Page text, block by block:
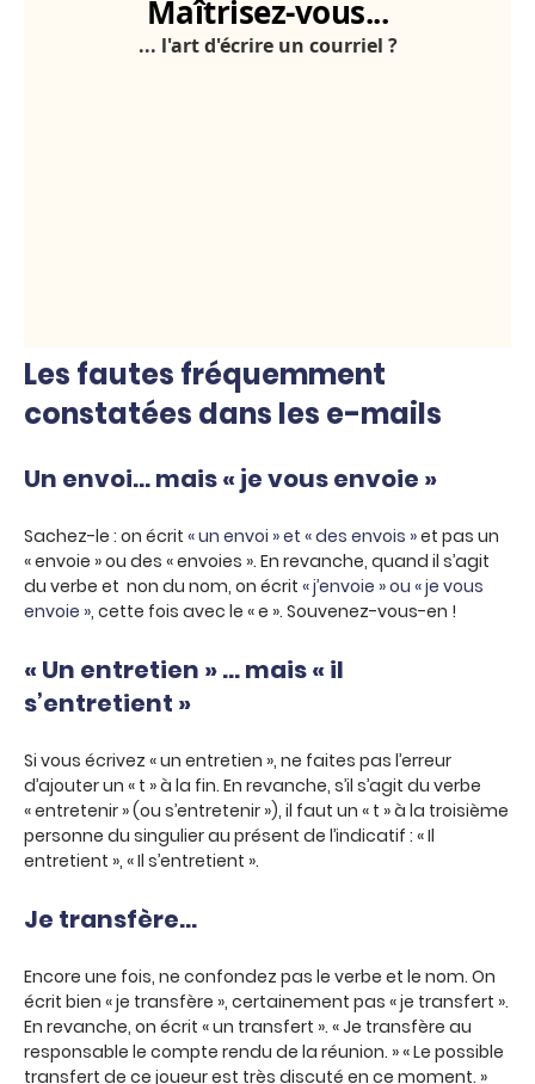
Les fautes fréquemment
constatées dans les e-mails
Un envoi… mais« je vous envoie »
Sachez-le : on écrit « un envoi » et « des envois »et pas un
« envoie » ou des « envoies ». En revanche, quand il s’agit
du verbe et non du nom, on écrit « j’envoie » ou « je vous
envoie », cette fois avec le « e ». Souvenez-vous-en !
« Un entretien » … mais « il
s’entretient »
Si vous écrivez « un entretien », ne faites pas l’erreur
d’ajouter un « t » à la fin. En revanche, s’il s’agit du verbe
« entretenir » (ou s’entretenir »), il faut un « t » à la troisième
personne du singulier au présent de l’indicatif : « Il
entretient », « Il s’entretient ».
Je transfère…
Encore une fois, ne confondez pas le verbe et le nom. On
écrit bien « je transfère », certainement pas « je transfert ».
En revanche, on écrit « un transfert ». « Je transfère au
responsable le compte rendu de la réunion. » « Le possible
transfert de ce joueur est très discuté en ce moment. »